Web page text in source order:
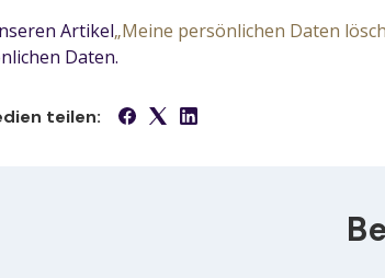
Artikel„Meine persönlichen Daten
Daten.
teilen: